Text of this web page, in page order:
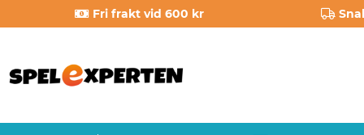
Fri frakt vid 600 kr